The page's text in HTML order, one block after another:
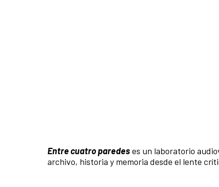
Entre cuatro paredeses un laboratorio
archivo, historia y memoria desde el lente